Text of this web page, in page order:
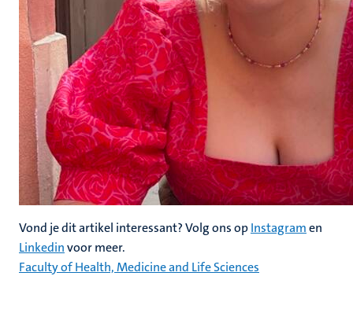
Vond je dit artikel interessant? Volg ons opInstagramen
Linkedinvoor meer.
Faculty of Health, Medicine and Life Sciences